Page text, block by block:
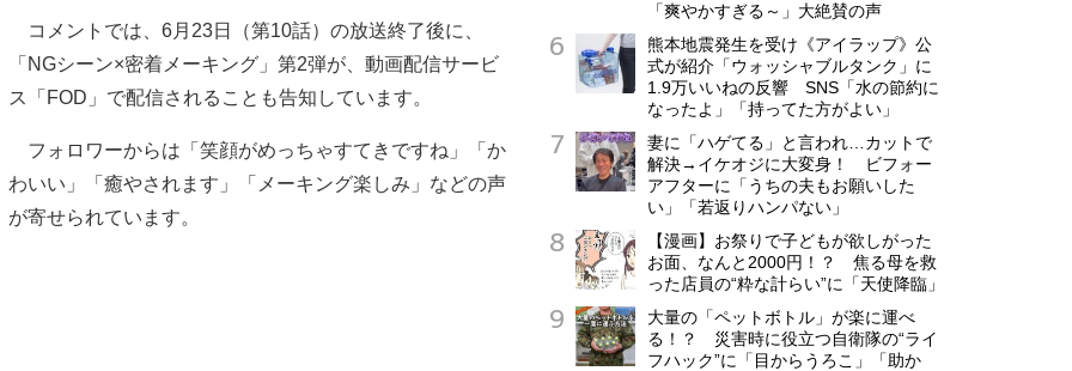
コメントでは、6月23日（第10話）の放送終了後に、
「NGシーン×密着メーキング」第2弾が、動画配信サービ
ス「FOD」で配信されることも告知しています。
フォロワーからは「笑顔がめっちゃすてきですね」「か
わいい」「癒やされます」「メーキング楽しみ」などの声
が寄せられています。
「爽やかすぎる～」大絶賛の声
熊本地震発生を受け《アイラップ》公
式が紹介「ウォッシャブルタンク」に
1.9万いいねの反響 SNS「水の節約に
なったよ」「持ってた方がよい」
妻に「ハゲてる」と言われ…カットで
解決→イケオジに大変身！ ビフォー
アフターに「うちの夫もお願いした
い」「若返りハンパない」
【漫画】お祭りで子どもが欲しがった
お面、なんと2000円！？ 焦る母を救
った店員の“粋な計らい”に「天使降臨」
大量の「ペットボトル」が楽に運べ
る！？ 災害時に役立つ自衛隊の“ライ
フハック”に「目からうろこ」「助か